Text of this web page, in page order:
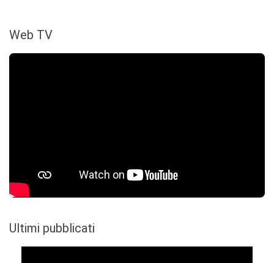
Web TV
Ultimi pubblicati